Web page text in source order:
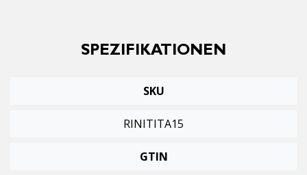
SPEZIFIKATIONEN
SKU
RINITITA15
GTIN